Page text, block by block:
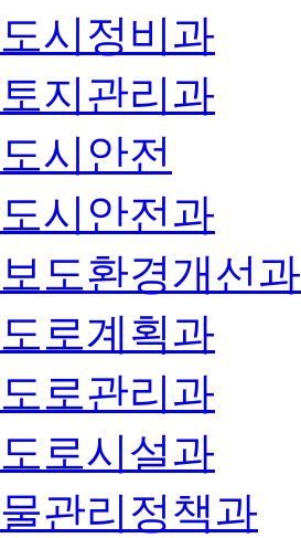
도시정비과
토지관리과
도시안전
도시안전과
보도환경개선과
도로계획과
도로관리과
도로시설과
물관리정책과